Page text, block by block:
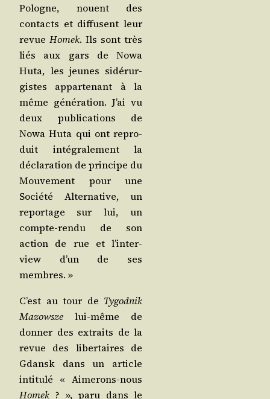
Pologne, nouent des
contacts et dif­fusent leur
revue Homek. Ils sont très
liés aux gars de Nowa
Huta, les jeunes sidé­rur­
gistes appar­te­nant à la
même géné­ra­tion. J’ai vu
deux publi­ca­tions de
Nowa Huta qui ont repro­
duit inté­gra­le­ment la
décla­ra­tion de prin­cipe du
Mou­ve­ment pour une
Socié­té Alter­na­tive, un
repor­tage sur lui, un
compte-ren­du de son
action de rue et l’in­ter­
view d’un de ses
membres. »
C’est au tour de Tygod­nik
Mazowsze lui-même de
don­ner des extraits de la
revue des liber­taires de
Gdansk dans un article
inti­tu­lé « Aime­rons-nous
Homek ? », paru dans le